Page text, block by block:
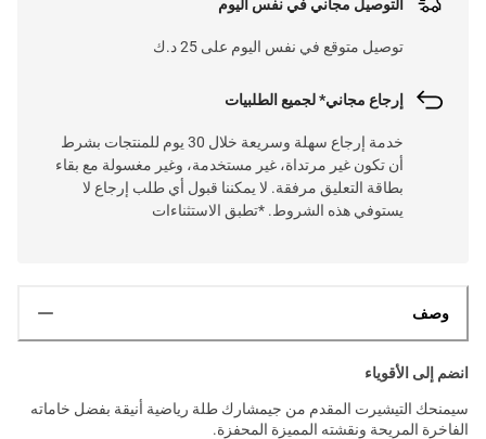
التوصيل مجاني في نفس اليوم
توصيل متوقع في نفس اليوم على 25 د.ك
إرجاع مجاني* لجميع الطلبيات
خدمة إرجاع سهلة وسريعة خلال 30 يوم للمنتجات بشرط
أن تكون غير مرتداة، غير مستخدمة، وغير مغسولة مع بقاء
بطاقة التعليق مرفقة. لا يمكننا قبول أي طلب إرجاع لا
يستوفي هذه الشروط. *تطبق الاستثناءات
وصف
انضم إلى الأقوياء
سيمنحك التيشيرت المقدم من جيمشارك طلة رياضية أنيقة بفضل خاماته
الفاخرة المريحة ونقشته المميزة المحفزة.